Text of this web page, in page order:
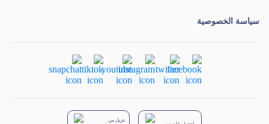
سياسة الخصوصية
تنزيل من